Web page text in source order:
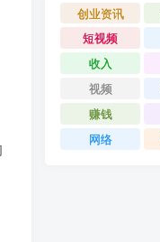
创业资讯
短视频
收入
视频
赚钱
网络